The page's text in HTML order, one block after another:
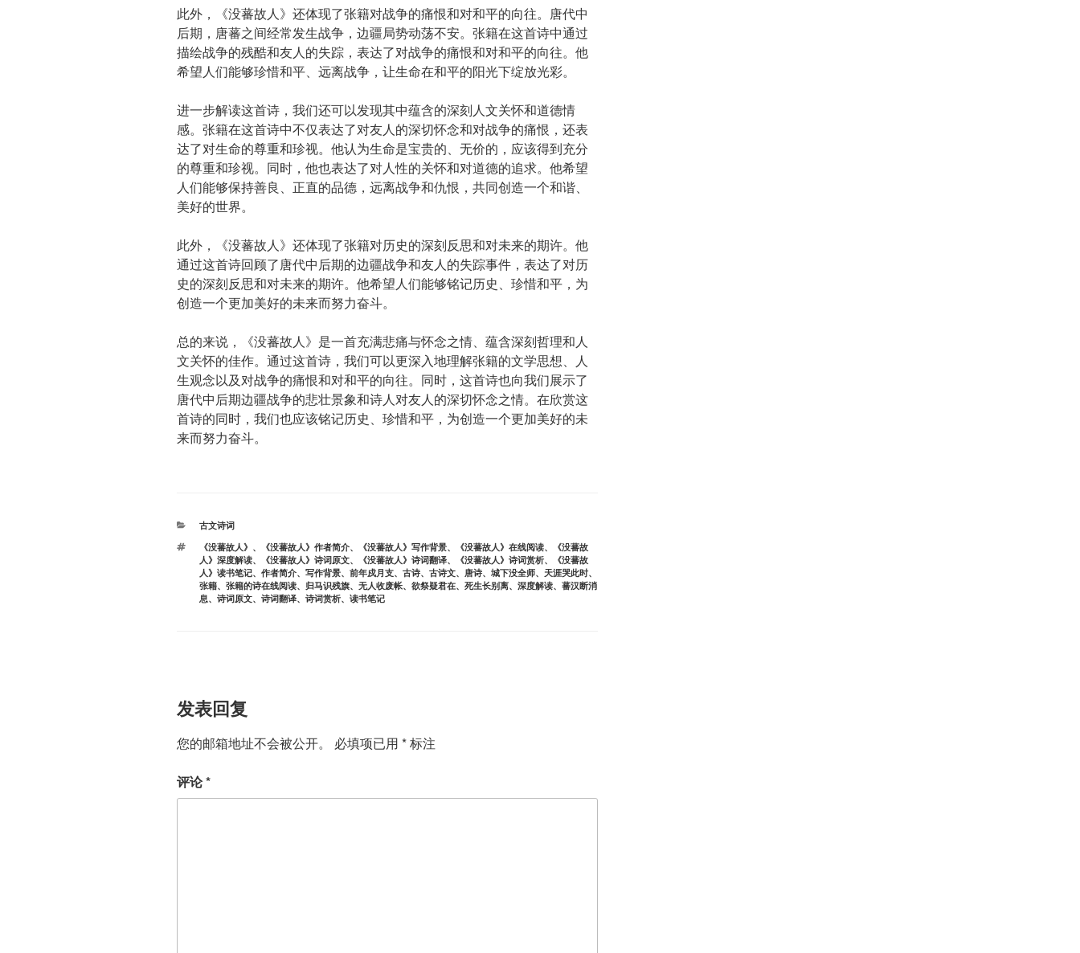
此外，《没蕃故人》还体现了张籍对战争的痛恨和对和平的向往。唐代中
后期，唐蕃之间经常发生战争，边疆局势动荡不安。张籍在这首诗中通过
描绘战争的残酷和友人的失踪，表达了对战争的痛恨和对和平的向往。他
希望人们能够珍惜和平、远离战争，让生命在和平的阳光下绽放光彩。
进一步解读这首诗，我们还可以发现其中蕴含的深刻人文关怀和道德情
感。张籍在这首诗中不仅表达了对友人的深切怀念和对战争的痛恨，还表
达了对生命的尊重和珍视。他认为生命是宝贵的、无价的，应该得到充分
的尊重和珍视。同时，他也表达了对人性的关怀和对道德的追求。他希望
人们能够保持善良、正直的品德，远离战争和仇恨，共同创造一个和谐、
美好的世界。
此外，《没蕃故人》还体现了张籍对历史的深刻反思和对未来的期许。他
通过这首诗回顾了唐代中后期的边疆战争和友人的失踪事件，表达了对历
史的深刻反思和对未来的期许。他希望人们能够铭记历史、珍惜和平，为
创造一个更加美好的未来而努力奋斗。
总的来说，《没蕃故人》是一首充满悲痛与怀念之情、蕴含深刻哲理和人
文关怀的佳作。通过这首诗，我们可以更深入地理解张籍的文学思想、人
生观念以及对战争的痛恨和对和平的向往。同时，这首诗也向我们展示了
唐代中后期边疆战争的悲壮景象和诗人对友人的深切怀念之情。在欣赏这
首诗的同时，我们也应该铭记历史、珍惜和平，为创造一个更加美好的未
来而努力奋斗。
分
古文诗词
标
签
《没蕃故人》 、 《没蕃故人》作者简介、 《没蕃故人》写作背景、 《没蕃故人》在线阅读、
《没蕃故
人》深度解读、 《没蕃故人》诗词原文、 《没蕃故人》诗词翻译、 《没蕃故人》诗词赏析、
《没蕃故
人》读书笔记、 作者简介、 写作背景、 前年戍月支、 古诗、 古诗文、 唐诗、 城下没全师、 天涯哭此时、
张籍、 张籍的诗在线阅读、 归马识残旗、 无人收废帐、 欲祭疑君在、 死生长别离、 深度解读、 蕃汉断消
息、 诗词原文、 诗词翻译、 诗词赏析、 读书笔记
发表回复
您的邮箱地址不会被公开。 必填项已用 *标注
评论*